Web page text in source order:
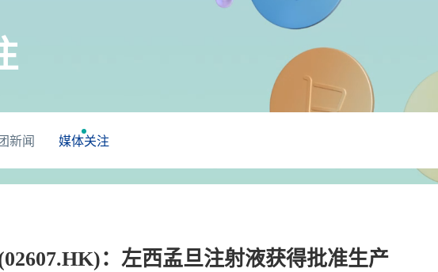
新闻 媒体关注
：左西孟旦注射液获得批准生产